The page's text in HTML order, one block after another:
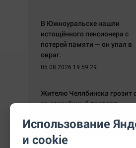
В Южноуральске нашли
истощённого пенсионера с
потерей памяти — он упал в
овраг.
05.08.2026 19:59:29
Жителю Челябинска грозит
за сожжённый паспорт.
Использование
и cookie